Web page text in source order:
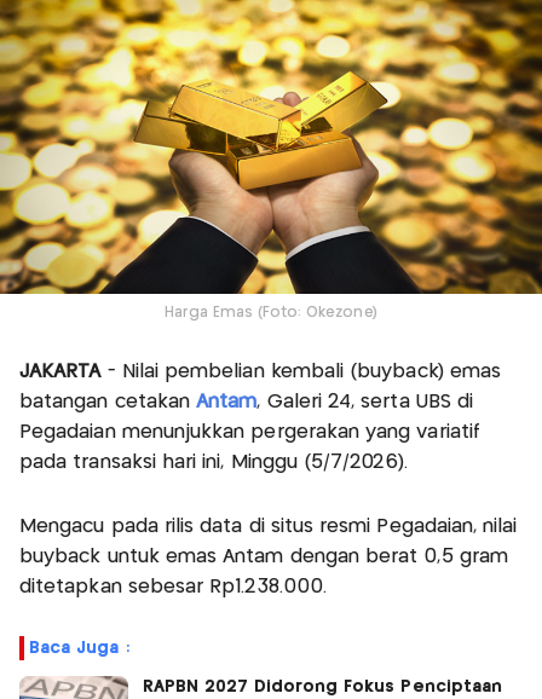
Harga Emas (Foto: Okezone)
JAKARTA - Nilai pembelian kembali (buyback) emas
batangan cetakanAntam, Galeri 24, serta UBS di
Pegadaian menunjukkan pergerakan yang variatif
pada transaksi hari ini, Minggu (5/7/2026).
Mengacu pada rilis data di situs resmi Pegadaian, nilai
buyback untuk emas Antam dengan berat 0,5 gram
ditetapkan sebesar Rp1.238.000.
Baca Juga :
RAPBN 2027 Didorong Fokus Penciptaan